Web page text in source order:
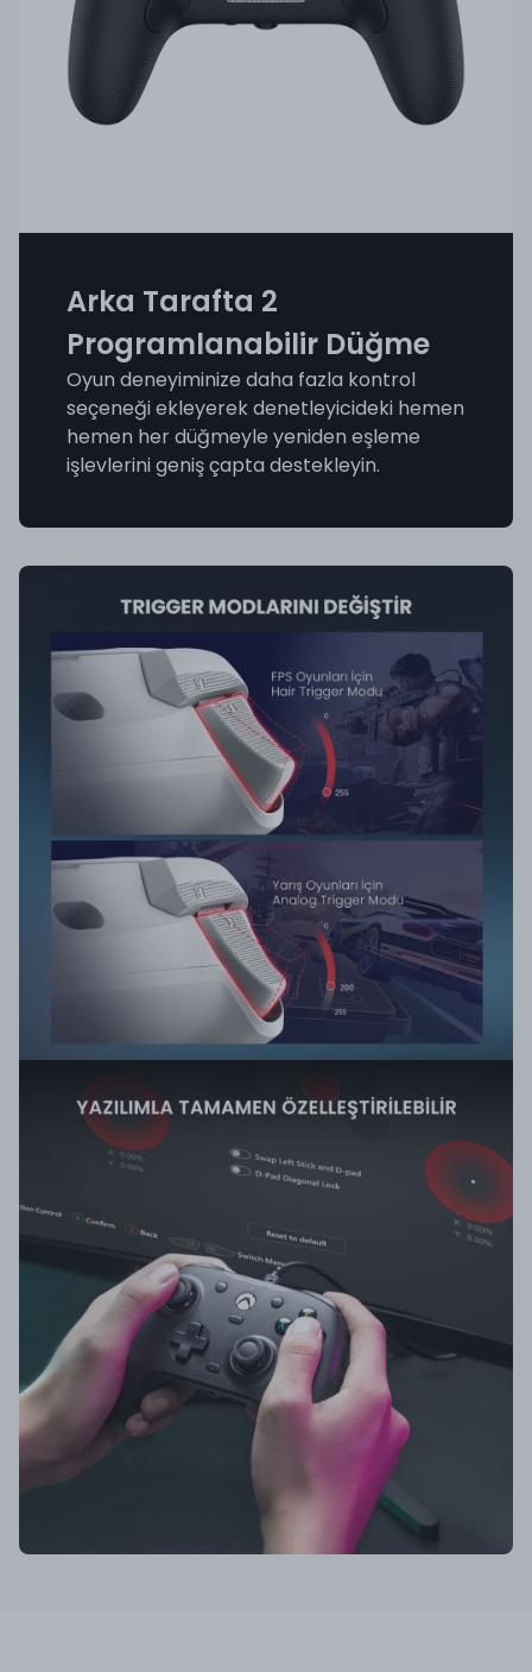
Arka Tarafta 2
Programlanabilir Düğme
Oyun deneyiminize daha fazla kontrol
seçeneği ekleyerek denetleyicideki hemen
hemen her düğmeyle yeniden eşleme
işlevlerini geniş çapta destekleyin.